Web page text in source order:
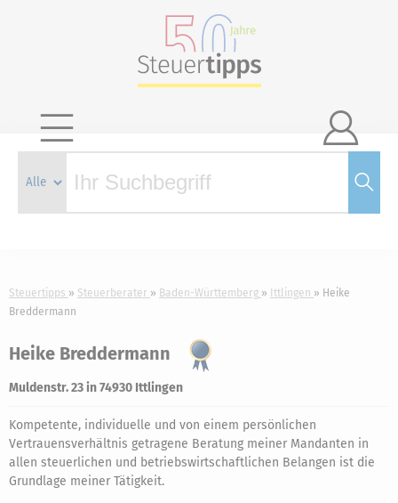

Steuertipps Steuerberater Baden-Württemberg Ittlingen
Heike
Breddermann
Heike Breddermann
Muldenstr. 23 in 74930 Ittlingen
Kompetente, individuelle und von einem persönlichen
Vertrauensverhältnis getragene Beratung meiner Mandanten in
allen steuerlichen und betriebswirtschaftlichen Belangen ist die
Grundlage meiner Tätigkeit.